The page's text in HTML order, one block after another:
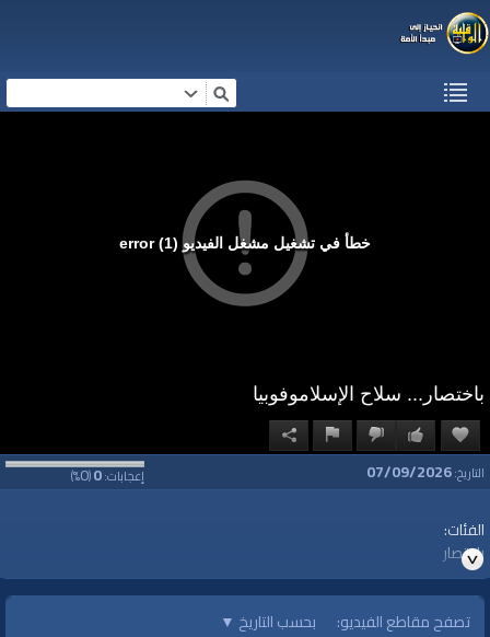
خطأ في تشغيل مشغل الفيديو (1) error
باختصار... سلاح الإسلاموفوبيا
إعجابات:0
(
0
%) التاريخ:07/09/2026
الفئات:
باختصار
قنوات:
برامج الواقية
تصفح مقاطع الفيديو: بحسب التاريخ ▼